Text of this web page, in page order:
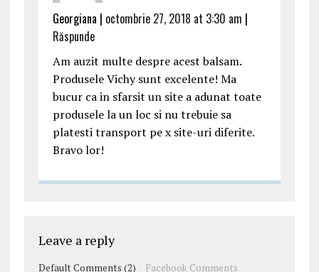
Georgiana | octombrie 27, 2018 at 3:30 am |
Răspunde
Am auzit multe despre acest balsam.
Produsele Vichy sunt excelente! Ma
bucur ca in sfarsit un site a adunat toate
produsele la un loc si nu trebuie sa
platesti transport pe x site-uri diferite.
Bravo lor!
Leave a reply
Default Comments (2) Facebook Comments